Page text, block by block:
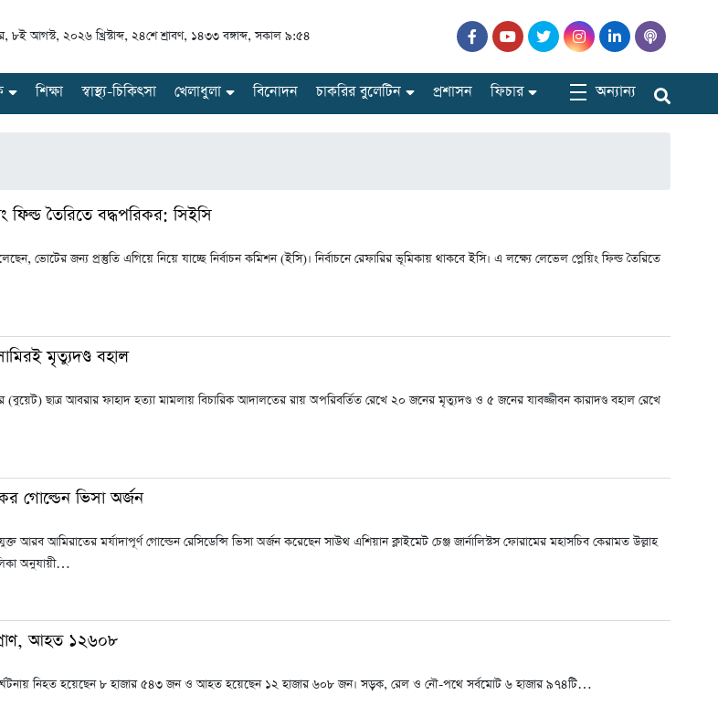
, ৮ই আগস্ট, ২০২৬ খ্রিস্টাব্দ, ২৪শে শ্রাবণ, ১৪৩৩ বঙ্গাব্দ,সকাল ৯:৫৪
শিক্ষা স্বাস্থ্য-চিকিৎসা খেলাধুলা বিনোদন চাকরির বুলেটিন প্রশাসন ফিচার অন্যান্য
ফিল্ড তৈরিতে বদ্ধপরিকর: সিইসি
ভোটের জন্য প্রস্তুতি এগিয়ে নিয়ে যাচ্ছে নির্বাচন কমিশন (ইসি)। নির্বাচনে রেফারির ভূমিকায় থাকবে ইসি। এ লক্ষ্যে লেভেল প্লেয়িং ফিল্ড তৈরিতে
মৃত্যুদণ্ড বহাল
ছাত্র আবরার ফাহাদ হত্যা মামলায় বিচারিক আদালতের রায় অপরিবর্তিত রেখে ২০ জনের মৃত্যুদণ্ড ও ৫ জনের যাবজ্জীবন কারাদণ্ড বহাল রেখে
গোল্ডেন ভিসা অর্জন
আরব আমিরাতের মর্যাদাপূর্ণ গোল্ডেন রেসিডেন্সি ভিসা অর্জন করেছেন সাউথ এশিয়ান ক্লাইমেট চেঞ্জ জার্নালিস্টস ফোরামের মহাসচিব কেরামত উল্লাহ
অনুযায়ী…
আহত ১২৬০৮
নিহত হয়েছেন ৮ হাজার ৫৪৩ জন ও আহত হয়েছেন ১২ হাজার ৬০৮ জন। সড়ক, রেল ও নৌ-পথে সর্বমোট ৬ হাজার ৯৭৪টি…